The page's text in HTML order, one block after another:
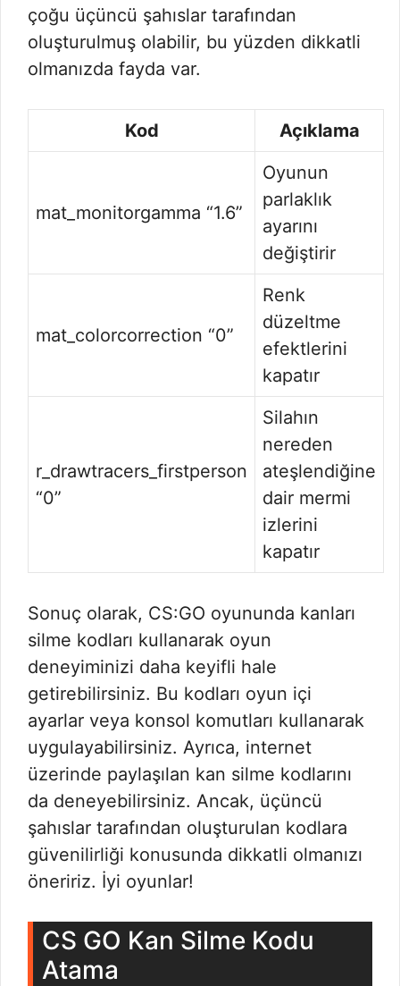
çoğu üçüncü şahıslar tarafından
oluşturulmuş olabilir, bu yüzden dikkatli
olmanızda fayda var.
Kod Açıklama
mat_monitorgamma “1.6”
Oyunun
parlaklık
ayarını
değiştirir
mat_colorcorrection “0”
Renk
düzeltme
efektlerini
kapatır
r_drawtracers_firstperson
“0”
Silahın
nereden
ateşlendiğine
dair mermi
izlerini
kapatır
Sonuç olarak, CS:GO oyununda kanları
silme kodları kullanarak oyun
deneyiminizi daha keyifli hale
getirebilirsiniz. Bu kodları oyun içi
ayarlar veya konsol komutları kullanarak
uygulayabilirsiniz. Ayrıca, internet
üzerinde paylaşılan kan silme kodlarını
da deneyebilirsiniz. Ancak, üçüncü
şahıslar tarafından oluşturulan kodlara
güvenilirliği konusunda dikkatli olmanızı
öneririz. İyi oyunlar!
CS GO Kan Silme Kodu
Atama